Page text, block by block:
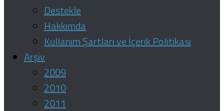
Destekle
Hakkımda
Kullanım Şartları ve İçerik Politikası
Arşiv
2009
2010
2011